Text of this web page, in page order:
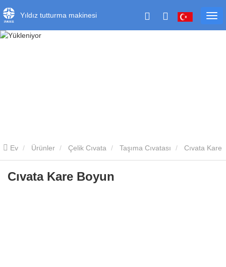
Yıldız tutturma makinesi
Ev Ürünler Çelik Cıvata Taşıma Cıvatası
Boyun
Cıvata Kare Boyun